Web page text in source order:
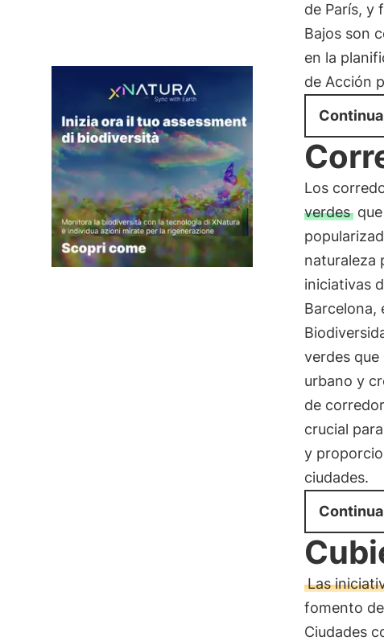
de París, y
Bajos son
en la
de Acción
Los
verdesque
naturaleza
iniciativas
Barcelona,
verdes que
urbano y
de
crucial
y
ciudades.
Las
fomento
Ciudades